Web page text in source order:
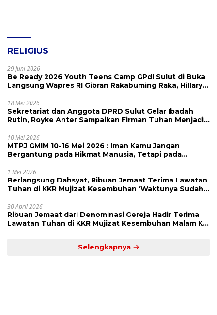
RELIGIUS
29 Juni 2026
Be Ready 2026 Youth Teens Camp GPdI Sulut di Buka
Langsung Wapres RI Gibran Rakabuming Raka, Hillary
18 Mei 2026
Sekretariat dan Anggota DPRD Sulut Gelar Ibadah
Rutin, Royke Anter Sampaikan Firman Tuhan Menjadi
10 Mei 2026
MTPJ GMIM 10-16 Mei 2026 : Iman Kamu Jangan
Bergantung pada Hikmat Manusia, Tetapi pada
1 Mei 2026
Berlangsung Dahsyat, Ribuan Jemaat Terima Lawatan
Tuhan di KKR Mujizat Kesembuhan ‘Waktunya Sudah
30 April 2026
Ribuan Jemaat dari Denominasi Gereja Hadir Terima
Lawatan Tuhan di KKR Mujizat Kesembuhan Malam Ke
Selengkapnya